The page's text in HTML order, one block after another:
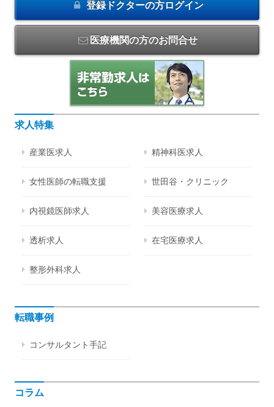
登録ドクターの方ログイン
医療機関の方のお問合せ
求人特集
産業医求人 精神科医求人
女性医師の転職支援 世田谷・クリニック
内視鏡医師求人 美容医療求人
透析求人 在宅医療求人
整形外科求人
転職事例
コンサルタント手記
コラム